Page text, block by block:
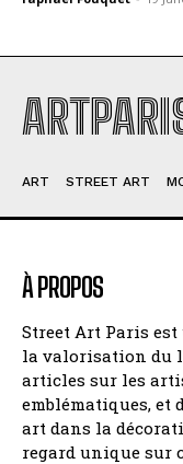
ART STREET ART
À PROPOS
Street Art Paris est
la valorisation du
articles sur les
emblématiques, et
art dans la
regard unique sur